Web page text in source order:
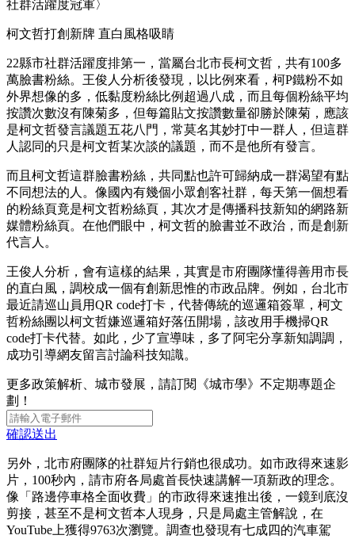
社群活躍度冠軍〉
柯文哲打創新牌 直白風格吸睛
22縣市社群活躍度排第一，當屬台北市長柯文哲，共有100多
萬臉書粉絲。王俊人分析後發現，以比例來看，柯P鐵粉不如
外界想像的多，低黏度粉絲比例超過八成，而且每個粉絲平均
按讚次數沒有陳菊多，但每篇貼文按讚數量卻勝於陳菊，應該
是柯文哲發言議題五花八門，常莫名其妙打中一群人，但這群
人認同的只是柯文哲某次談的議題，而不是他所有發言。
而且柯文哲這群臉書粉絲，共同點也許可歸納成一群渴望有點
不同想法的人。像國內有幾個小眾創客社群，每天第一個想看
的粉絲頁竟是柯文哲粉絲頁，其次才是傳播科技新知的網路新
媒體粉絲頁。在他們眼中，柯文哲的臉書並不政治，而是創新
代言人。
王俊人分析，會有這樣的結果，其實是市府團隊懂得善用市長
的直白風，調校成一個有創新思惟的市政品牌。例如，台北市
最近請巡山員用QR code打卡，代替傳統的巡邏箱簽單，柯文
哲粉絲團以柯文哲嫌巡邏箱好落伍開場，該改用手機掃QR
code打卡代替。如此，少了宣導味，多了阿宅分享新知調調，
成功引導網友留言討論科技知識。
更多政策解析、城市發展，請訂閱《城市學》不定期專題企
劃！
確認送出
另外，北市府團隊的社群短片行銷也很成功。如市政得來速影
片，100秒內，請市府各局處首長快速講解一項新政的理念。
像「路邊停車格全面收費」的市政得來速推出後，一鏡到底沒
剪接，甚至不是柯文哲本人現身，只是局處主管解說，在
YouTube上獲得9763次瀏覽。調查也發現有七成四的汽車駕